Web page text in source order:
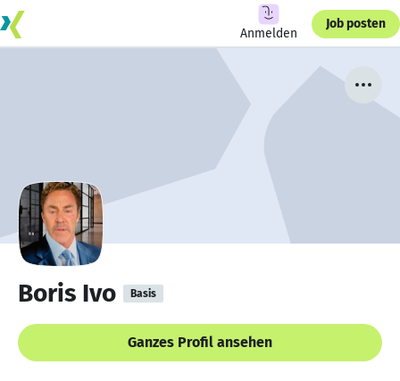
Anmelden
Job posten
Boris Ivo Basis
Ganzes Profil ansehen